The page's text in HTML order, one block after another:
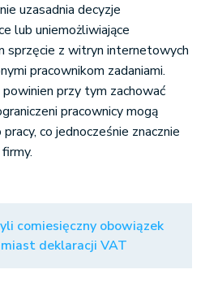
uzasadnia decyzje
lub uniemożliwiające
sprzęcie z witryn internetowych
pracownikom zadaniami.
przy tym zachować
pracownicy mogą
co jednocześnie znacznie
comiesięczny obowiązek
deklaracji VAT